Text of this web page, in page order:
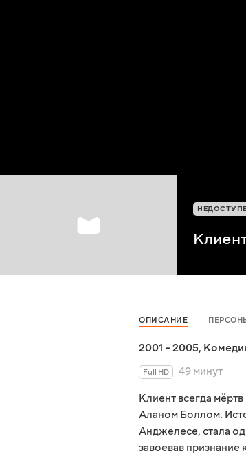
ОПИСАНИЕ
2001 - 2005,
Full HD
49 минут
Клиент всегда
Аланом Боллом.
Анджелесе, стала
завоевав